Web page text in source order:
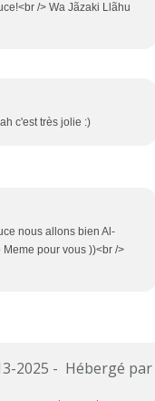
/> Wa Jãzaki Llãhu
c'est très jolie :)
nous allons bien Al-
pour vous ))<br />
2025 - Hébergé par